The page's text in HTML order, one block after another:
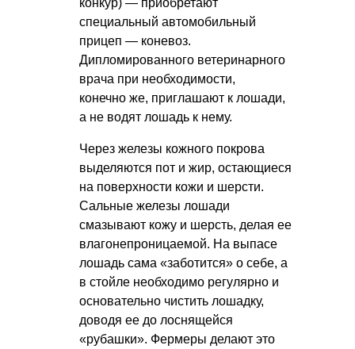
конкур) — приобретают
специальный автомобильный
прицеп — коневоз.
Дипломированного ветеринарного
врача при необходимости,
конечно же, приглашают к лошади,
а не водят лошадь к нему.
Через железы кожного покрова
выделяются пот и жир, остающиеся
на поверхности кожи и шерсти.
Сальные железы лошади
смазывают кожу и шерсть, делая ее
влагонепроницаемой. На выпасе
лошадь сама «заботится» о себе, а
в стойле необходимо регулярно и
основательно чистить лошадку,
доводя ее до лоснящейся
«рубашки». Фермеры делают это